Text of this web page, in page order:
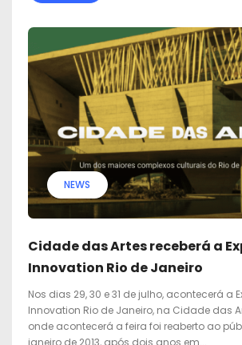
NEWS
Cidade das Artes receberá a
Innovation Rio de Janeiro
Nos dias 29, 30 e 31 de julho, acontecerá a
Innovation Rio de Janeiro, na Cidade das
onde acontecerá a feira foi reaberto ao
janeiro de 2013, após dois anos em...